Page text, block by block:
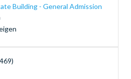
Building - General Admission
Abu Dhabi(1)
Airboat Adventure Package at
with Roundtrip Transportation